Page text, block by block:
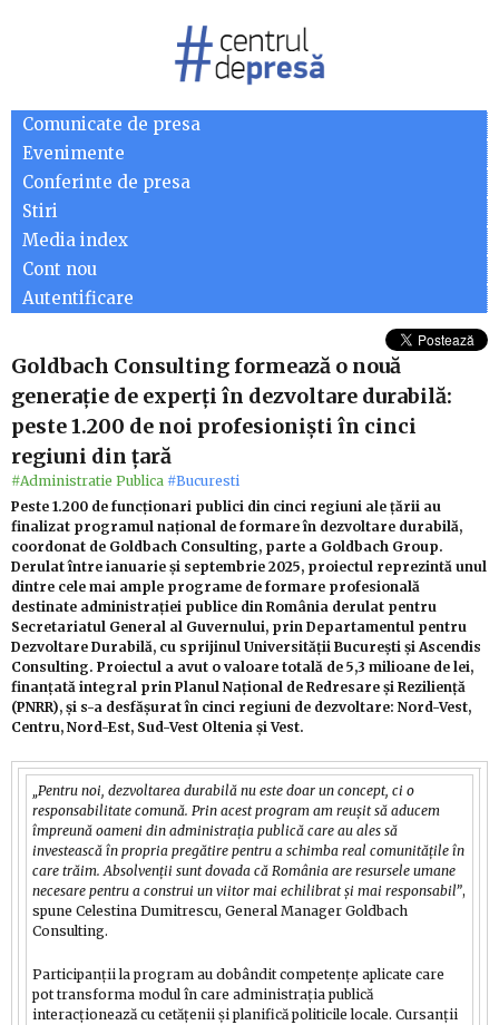
Comunicate de presa
Evenimente
Conferinte de presa
Stiri
Media index
Cont nou
Autentificare
Goldbach Consulting formează o nouă
generație de experți în dezvoltare durabilă:
peste 1.200 de noi profesioniști în cinci
regiuni din țară
#Administratie Publica #Bucuresti
Peste 1.200 de funcționari publici din cinci regiuni ale țării au
finalizat programul național de formare în dezvoltare durabilă,
coordonat de Goldbach Consulting, parte a Goldbach Group.
Derulat între ianuarie și septembrie 2025, proiectul reprezintă unul
dintre cele mai ample programe de formare profesională
destinate administrației publice din România derulat pentru
Secretariatul General al Guvernului, prin Departamentul pentru
Dezvoltare Durabilă, cu sprijinul Universității București și Ascendis
Consulting. Proiectul a avut o valoare totală de 5,3 milioane de lei,
finanțată integral prin Planul Național de Redresare și Reziliență
(PNRR), și s-a desfășurat în cinci regiuni de dezvoltare: Nord-Vest,
Centru, Nord-Est, Sud-Vest Oltenia și Vest.
„Pentru noi, dezvoltarea durabilă nu este doar un concept, ci o
responsabilitate comună. Prin acest program am reușit să aducem
împreună oameni din administrația publică care au ales să
investească în propria pregătire pentru a schimba real comunitățile în
care trăim. Absolvenții sunt dovada că România are resursele umane
necesare pentru a construi un viitor mai echilibrat și mai responsabil”,
spune Celestina Dumitrescu, General Manager Goldbach
Consulting.
Participanții la program au dobândit competențe aplicate care
pot transforma modul în care administrația publică
interacționează cu cetățenii și planifică politicile locale. Cursanții